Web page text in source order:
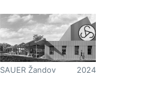
SAUER Žandov 2024